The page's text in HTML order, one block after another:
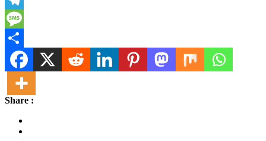
Telegram
Message
Share
Share :